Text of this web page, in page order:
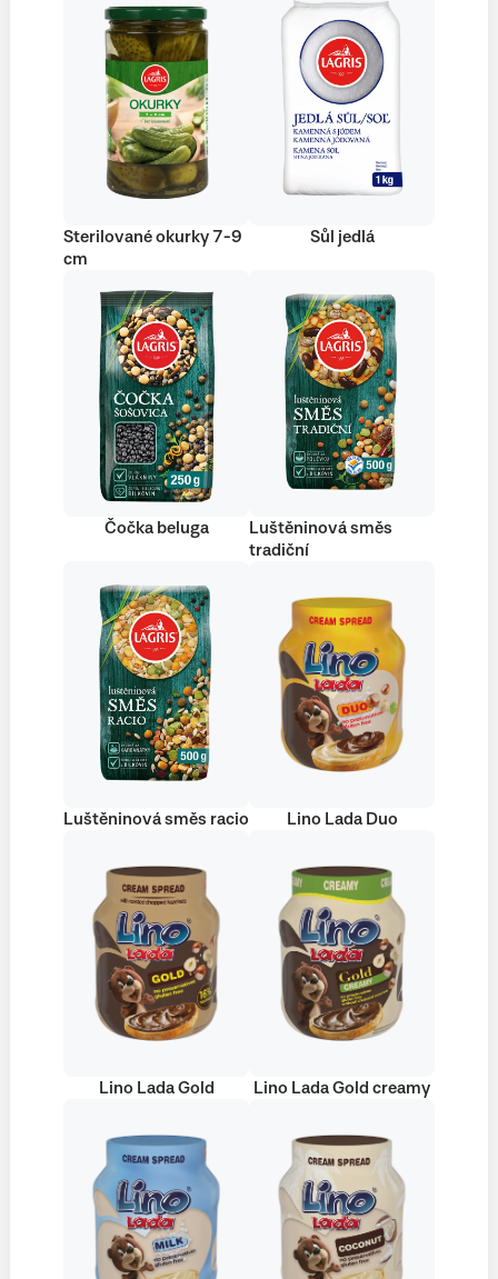
Sterilované okurky 7-9
cm
Sůl jedlá
Čočka beluga
Luštěninová směs
tradiční
Luštěninová směs racio Lino Lada Duo
Lino Lada Gold Lino Lada Gold creamy